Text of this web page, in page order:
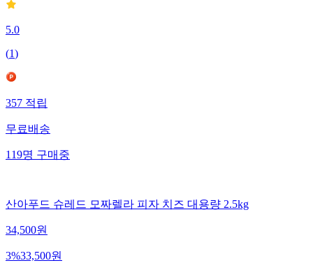
5.0
(1)
357 적립
무료배송
119명 구매중
산아푸드 슈레드 모짜렐라 피자 치즈 대용량 2.5kg
34,500원
3%33,500원